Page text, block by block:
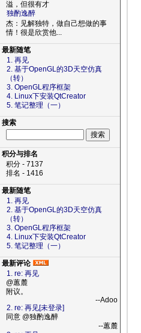
溢，但很有才
独酌逸醉
杰：见解独特，做自己想做的事
情！很是欣赏他...
最新随笔
1. 再见
2. 基于OpenGL的3D天空仿真
（转）
3. OpenGL程序框架
4. Linux下安装QtCreator
5. 笔记整理（一）
搜索
积分与排名
积分 - 7137
排名 - 1416
最新随笔
1. 再见
2. 基于OpenGL的3D天空仿真
（转）
3. OpenGL程序框架
4. Linux下安装QtCreator
5. 笔记整理（一）
最新评论
1. re: 再见
@蕙麓
附议。
--Adoo
2. re: 再见[未登录]
同意 @独酌逸醉
--蕙麓